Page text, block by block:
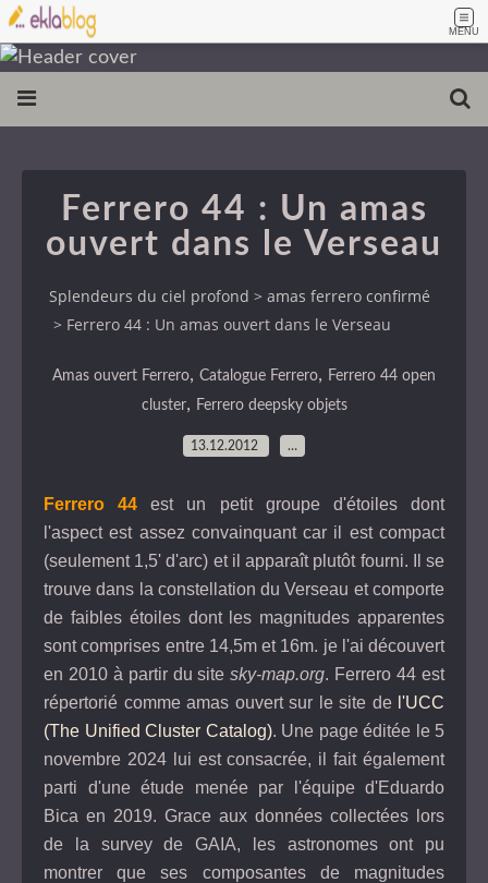
MENU
Ferrero 44 : Un amas
ouvert dans le Verseau
Splendeurs du ciel profond > amas ferrero confirmé
> Ferrero 44 : Un amas ouvert dans le Verseau
Amas ouvert Ferrero, Catalogue Ferrero, Ferrero 44 open
cluster, Ferrero deepsky objets
13.12.2012 …
Ferrero 44 est un petit groupe d'étoiles dont
l'aspect est assez convainquant car il est compact
(seulement 1,5' d'arc) et il apparaît plutôt fourni. Il se
trouve dans la constellation du Verseau et comporte
de faibles étoiles dont les magnitudes apparentes
sont comprises entre 14,5m et 16m. je l'ai découvert
en 2010 à partir du sitesky-map.org. Ferrero 44 est
répertorié comme amas ouvert sur le site del'UCC
(The Unified Cluster Catalog). Une page éditée le 5
novembre 2024 lui est consacrée, il fait également
parti d'une étude menée par l'équipe d'Eduardo
Bica en 2019. Grace aux données collectées lors
de la survey de GAIA, les astronomes ont pu
montrer que ses composantes de magnitudes